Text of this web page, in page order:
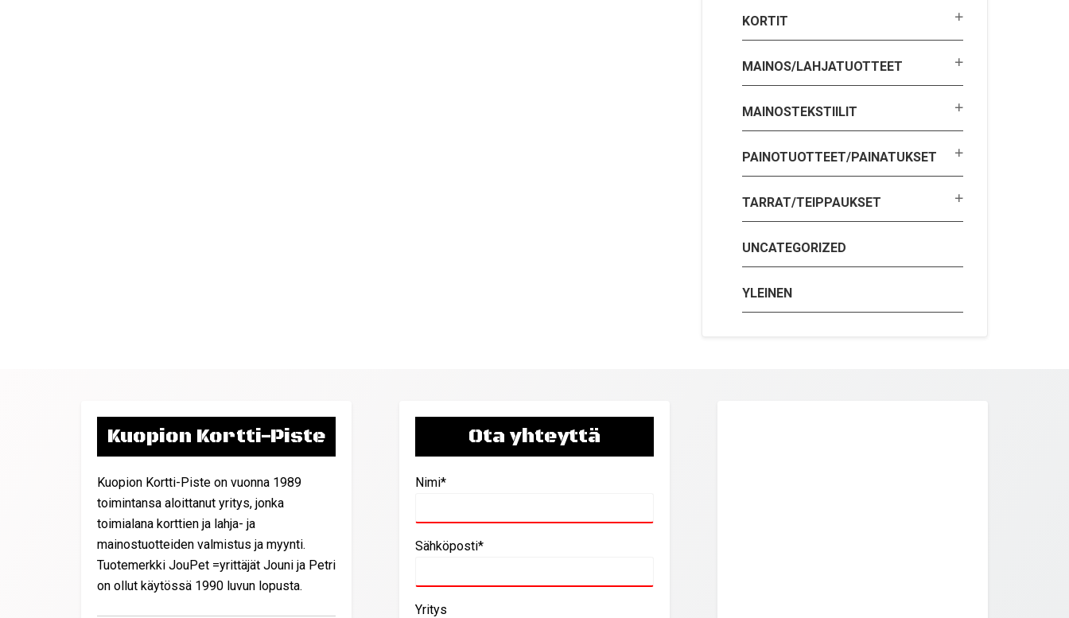
KORTIT
MAINOS/LAHJATUOTTEET
MAINOSTEKSTIILIT
PAINOTUOTTEET/PAINATUKSET
TARRAT/TEIPPAUKSET
UNCATEGORIZED
YLEINEN
Kuopion Kortti-Piste
Kuopion Kortti-Piste on vuonna 1989
toimintansa aloittanut yritys, jonka
toimialana korttien ja lahja- ja
mainostuotteiden valmistus ja myynti.
Tuotemerkki JouPet =yrittäjät Jouni ja Petri
on ollut käytössä 1990 luvun lopusta.
Ota yhteyttä
Nimi*
Sähköposti*
Yritys